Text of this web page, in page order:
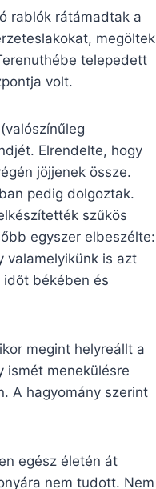
rablók rátámadtak a
megöltek
telepedett
volt.
Elrendelte, hogy
jöjjenek össze.
pedig dolgoztak.
szűkös
egyszer elbeszélte:
valamelyikünk is azt
időt békében és
megint helyreállt a
ismét menekülésre
A hagyomány szerint
egész életén át
nem tudott. Nem